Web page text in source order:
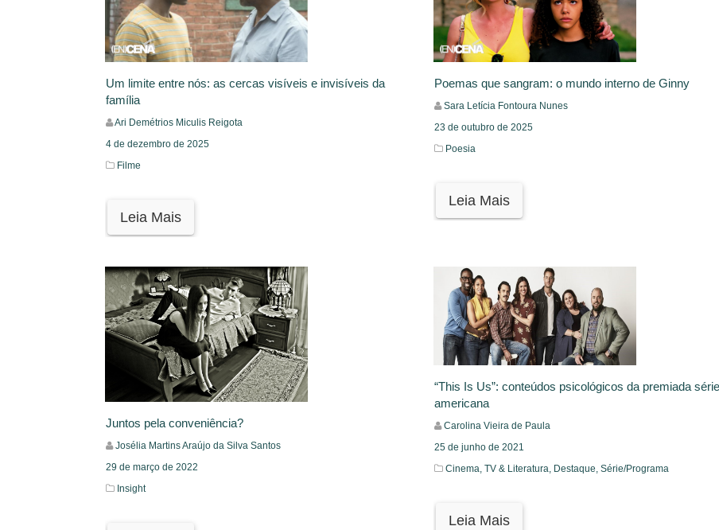
Um limite entre nós: as cercas visíveis e invisíveis da
família
Ari Demétrios Miculis Reigota
4 de dezembro de 2025
Filme
Leia Mais
Poemas que sangram: o mundo interno de Ginny
Sara Letícia Fontoura Nunes
23 de outubro de 2025
Poesia
Leia Mais
Juntos pela conveniência?
Josélia Martins Araújo da Silva Santos
29 de março de 2022
Insight
“This Is Us”: conteúdos psicológicos da premiada série
americana
Carolina Vieira de Paula
25 de junho de 2021
Cinema, TV & Literatura, Destaque, Série/Programa
Leia Mais